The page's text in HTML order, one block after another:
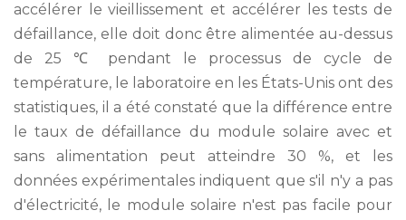
accélérer le vieillissement et accélérer les tests de
défaillance, elle doit donc être alimentée au-dessus
de 25 ℃ pendant le processus de cycle de
température, le laboratoire en les États-Unis ont des
statistiques, il a été constaté que la différence entre
le taux de défaillance du module solaire avec et
sans alimentation peut atteindre 30 %, et les
données expérimentales indiquent que s'il n'y a pas
d'électricité, le module solaire n'est pas facile pour